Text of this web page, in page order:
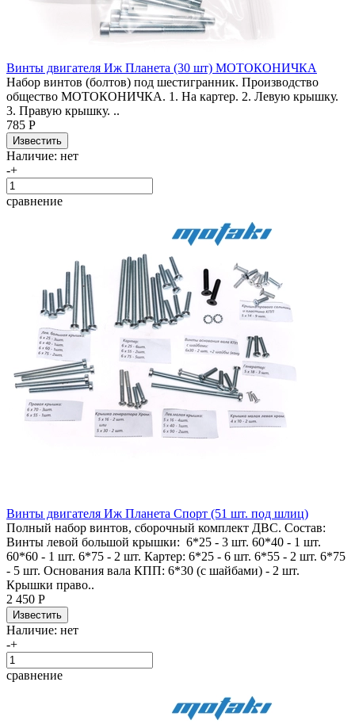
Винты двигателя Иж Планета (30 шт) МОТОКОНИЧКА
Набор винтов (болтов) под шестигранник. Производство
общество МОТОКОНИЧКА. 1. На картер. 2. Левую крышку.
3. Правую крышку. ..
785 Р
Наличие: нет
-+
сравнение
Винты двигателя Иж Планета Спорт (51 шт. под шлиц)
Полный набор винтов, сборочный комплект ДВС. Состав:
Винты левой большой крышки: 6*25 - 3 шт. 60*40 - 1 шт.
60*60 - 1 шт. 6*75 - 2 шт. Картер: 6*25 - 6 шт. 6*55 - 2 шт. 6*75
- 5 шт. Основания вала КПП: 6*30 (с шайбами) - 2 шт.
Крышки право..
2 450 Р
Наличие: нет
-+
сравнение